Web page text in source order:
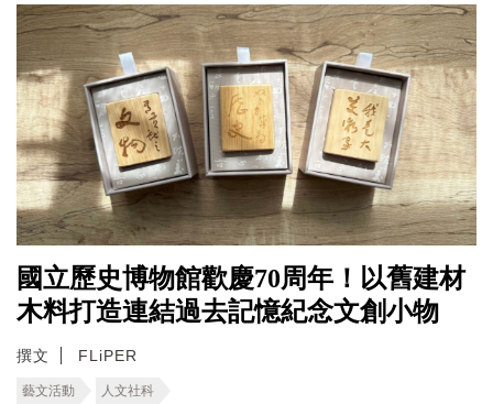
國立歷史博物館歡慶70周年！以舊建材
木料打造連結過去記憶紀念文創小物
撰文 FLiPER
藝文活動 人文社科